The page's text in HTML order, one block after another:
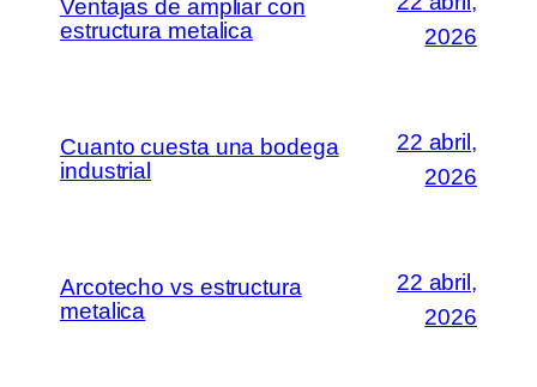
Ventajas de ampliar con
estructura metalica
2026
Cuanto cuesta una bodega
industrial
22 abril,
2026
Arcotecho vs estructura
metalica
22 abril,
2026